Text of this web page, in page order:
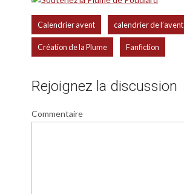
Calendrier avent calendrier de l’avent
Création de la Plume Fanfiction
Rejoignez la discussion
Commentaire